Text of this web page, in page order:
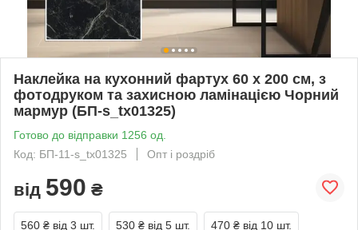
Наклейка на кухонний фартух 60 х 200 см, з
фотодруком та захисною ламінацією Чорний
мармур (БП-s_tx01325)
Готово до відправки 1256 од.
Код: БП-11-s_tx01325
Опт і роздріб
від 590 ₴
560 ₴ від 3 шт. 530 ₴ від 5 шт. 470 ₴ від 10 шт.